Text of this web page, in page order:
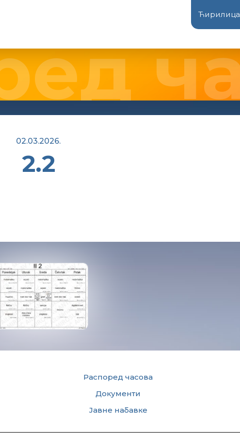
Ћирилица
Latinica
02.03.2026.
2.2
Распоред часова
Документи
Јавне набавке